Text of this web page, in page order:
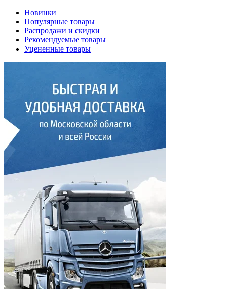
Новинки
Популярные товары
Распродажи и скидки
Рекомендуемые товары
Уцененные товары